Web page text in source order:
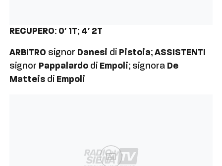
RECUPERO: 0′ 1T; 4′ 2T
ARBITRO signor Danesi di Pistoia;ASSISTENTI
signor Pappalardo di Empoli; signora De
Matteis di Empoli
Ad